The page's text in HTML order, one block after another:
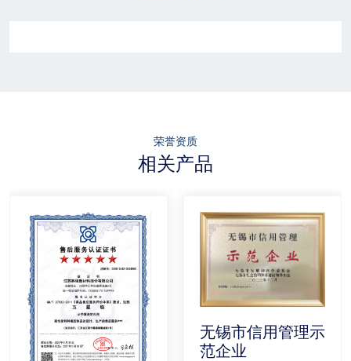
荣誉资质
相关产品
无锡市信用管理示
范企业